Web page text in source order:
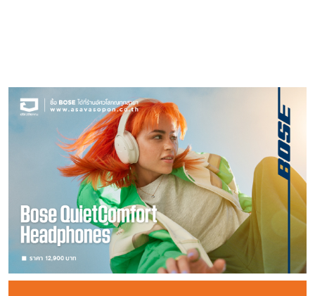
กระแส Stray voltage / HF noise จากอุปกรณ์เครื่องเสียง
จะให้ผลลัพธ์ได้ถึงเพียงนี้ครับ ผมขออธิบายความรู้สึกส่วน
ตัวที่น่าประทับใจจากการใช้ อุปกรณ์ Entreq Silver Minimus
Tungsten ด้วยอัลบั้มเพลงบางอัลบั้มที่เน้นการบรรเลงเปียโน ใน
สตรีมมิ่ง TIDAL ศิลปิน Alice Sara Ott ที่ผมคุ้นเคยดังนี้
สิ่งที่ได้มา คือความสมดุล ระหว่างแหลม-กลาง-ต่ำ ที่ดีมาก
ขึ้น ให้เสียงที่ไม่จัดจ้าน รวมถึงไม่อมทึบในช่วงกลางต่ำ มวล
เสียงกลางที่อ่อนหวานมีพลัง ในแง่น้ำหนักและแรงปะทะ
(Dynamic & Impact) เป็นครั้งแรกที่เราได้ยินความแตกต่าง
ของน้ำหนักมือของนักเปียโน จากการกดเบาๆ (Pianissimo)
จนถึงแรงสุด (Fortissimo) ได้มาซึ่งแรงปะทะของค้อน ที่กระทบ
สาย (Transient attack) ชัดสะอาด ไม่มัวมน ช่วง
15cm ราคา 39,000.- บาท • ชั้นเสริม MR Solid 25cm
ราคา 40,000.- บาท • ชั้นเสริม MR Solid 30cm ราคา
41,000.- บาท • เพลทหินผลึกควอท Quartz stone ราคา
แผ่นละ 10,000.- บาท ความสามารถในการรับน้ำหนักของ
ชั้นวางหลัก 70 กิโลกรัม ชั้นวางเสริม 50 กิโลกรัม
พิเคราะห์จากโครงสร้าง สามารถจับคู่ประกอบเข้าด้วยกันแบบ
เฟอร์นิเจอร์น็อคดาวน์ ได้อย่างรวดเร็ว และเมื่อวางลงกับพื้น
ด้วยหลักออกแบบวิศวกรรม จะทำให้มั่นคงแข็งแรงมากเลยที
เดียว การทดลองใช้งาน ผมได้รับชั้นวาง Audio
Bastion MR-1, MR-2 มาทั้งคู่ครับ โดยชั้นวาง MR-1 จะเพิ่ม
ชั้นวางเสริมด้านบนขึ้นไปอีกหนึ่งชั้น หลังจากประกอบจุด
ยึดต่างๆ ด้วยประแจหกเหลี่ยม (มีมาให้) เสร็จเรียบร้อยภายใน
จนถึงฉนวนห่อหุ้ม ที่ให้สัมผัสละมุน สามารถจัดให้โค้งงอไปตาม
ช่องว่างด้านหลังเครื่องและผนังได้เป็นอย่างดี เห็นเป็นสีขรึมๆ
ขึงขัง แต่หาเจาะลึกองค์ประกอบภายใน จะพบว่าล้ำลึกมากกว่าที่
เห็นมากมายนัก • ในชั้นของตัวนำ ภายในบรรจุวัสดุตัวนำ 7
มัดจำนวน 35 เส้นแบบ α (Alpha) μ- OFC 0.18 มม. x 3
แกน -9AWG (หรือมีขนาด 6.22 sq.mm) รวมกับฉนวน โพลี
เอทิลีที่มีเส้นผ่านศูนย์กลางประมาณ 5.5 มม. • มีปลอกหุ้ม
หนึ่งชั้นด้านในเป็นพีวีซีป้องกันการสั่นสะเทือน ที่เป็นไปตาม
มาตรฐาน RoHS โดยผสมผสานกับวัสดุ NCF พิเศษ และ
สารประกอบอนุภาคคาร์บอนเป็นวัสดุป้องกันไฟฟ้าสถิตย์ (สีดำ)
ซึ่งมีเส้นผ่านศูนย์กลาง 13.5 มม. • เฉพาะส่วนของ “ชี
ลด์ภายใน” ที่ห่อหุ้ม ก็จะมีตัวนำ α (Alpha) μ–OFC 9 x 24
ช่องว่างระหว่างขั้วที่ได้รับการปรับปรุงเพื่อคุณสมบัติเชิงเส้นตรง
และสัญญาณครอสทอล์ค (แยกแชนแนล) ที่เหนือกว่า ซึ่งจะให้
เวทีเสียงที่กว้างกว่ารุ่นก่อนๆ มาก คาร์ทริดจ์ใหม่นี้ถูกสร้างขึ้น
ด้วยคอยล์คู่แบบขนาน ที่มีขนาดจิ๋ว ซึ่งคอยล์นี้จะพันใน
ตัวเรือนของหัวเข็มโดยใช้ลวดขนาด 38 ไมครอน และจะพันรอบ
หมุนเพียง 1,275 รอบพอดี ด้วยหลักการคำนวณอัน
พิถีพิถันนี้ จะกำเนิดค่าความต้านทานต่ำ และค่าต้านทานแบบเหนี่ยว
นำที่ต่ำลงด้วย ซึ่งก็จะทำให้การตอบสนองความถี่สูงได้รับการ
พัฒนาย่านความถี่ที่ดีขึ้นอย่างมาก การประกอบตัว
เรือนหัวเข็มทั้งชุด ด้วยโพลีฟีนลีนซัลไฟด์ (PPS) ที่ทำจากแก้ว
ฉีดขึ้นรูปซึ่งมีความทนทาน จัดเป็นวัสดุที่มีน้ำหนักเบาและมีความ
แข็งแกร่งสูง มีมวลต่ำ ทำให้มีผลช่วยลดความเครียดบนแบริ่ง
โทนอาร์ม และเคลื่อนไหวได้อย่างอิสระ หัวเข็ม Nd7
เบาพิเศษที่มีโครงและทรวดทรงแบบโค้งและเป็นแนวเส้น ไม่ใช่ผืน
แผ่นสี่เหลี่ยม จัดเป็นศิลปกรรมด้านวิศวกรรมที่ยอดเยี่ยมน่าดูมาก
โดยแท่นเครื่องผลิตจากแกน Tancast 8 และหุ้มด้วย
แผ่นลามิเนตแรงดันสูง (HPL) PLANAR 10 เป็น
เครื่องเล่นแผ่นเสียงรุ่นแรกที่ใช้การเสริมความแข็งแรงด้วยเซรา
มิก ซึ่งจะให้พื้นผิวที่แข็งแรงเป็นพิเศษสำหรับการติดตั้งโทนอาร์ม
รุ่น RB3000 ที่มีความแม่นยำและชุดตลับลูกปืนกลางที่ Rega
กำหนดเอง สำหรับความพิเศษคือ PLANAR 10 ยังติด
ตั้งด้วยแพลตเตอร์เซรามิกออกไซด์ที่สั่งทำพิเศษ ซึ่งตัดด้วยเพชร
ในระหว่างการผลิตเพื่อความแม่นยำสูงสุด และความเสถียรของ
ความเร็วรอบหมุน มอเตอร์ซิงโครนัส 24V ของ Rega และ
ระบบจะติดตั้งสายพานขับหมุน EBLT ที่มีวงรอบขนาดเล็ก